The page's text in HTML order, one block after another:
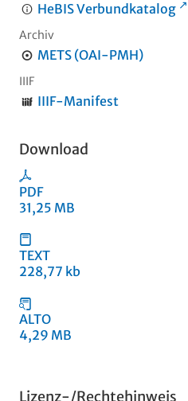
HeBIS Verbundkatalog
Archiv
METS (OAI-PMH)
IIIF
IIIF-Manifest
Download
PDF
31,25 MB
TEXT
228,77 kb
ALTO
4,29 MB
Lizenz-/Rechtehinweis